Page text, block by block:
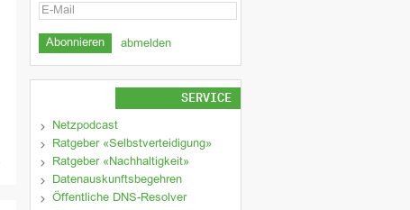
abmelden
SERVICE
Netzpodcast
Ratgeber «Selbstverteidigung»
Ratgeber «Nachhaltigkeit»
Datenauskunftsbegehren
Öffentliche DNS-Resolver